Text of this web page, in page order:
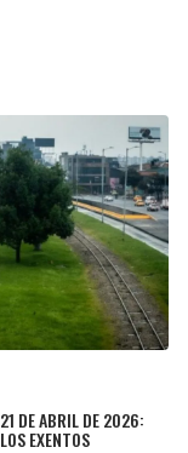
DE ABRIL DE 2026:
EXENTOS